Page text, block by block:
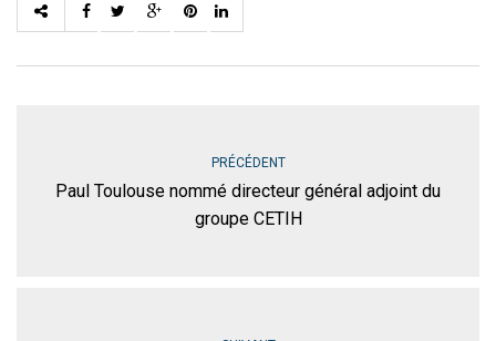
PRÉCÉDENT
Paul Toulouse nommé directeur général adjoint du
groupe CETIH